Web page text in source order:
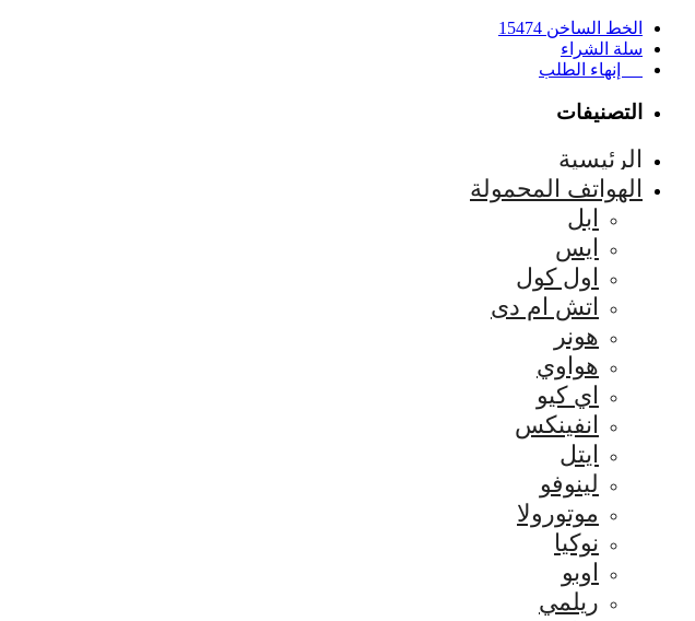
الخط الساخن 15474
سلة الشراء
إنهاء الطلب
التصنيفات
الرئيسية
الهواتف المحمولة
ابل
ايس
اول كول
اتش ام دى
هونر
هواوي
اي كيو
انفينكس
ايتل
لينوفو
موتورولا
نوكيا
اوبو
ريلمي